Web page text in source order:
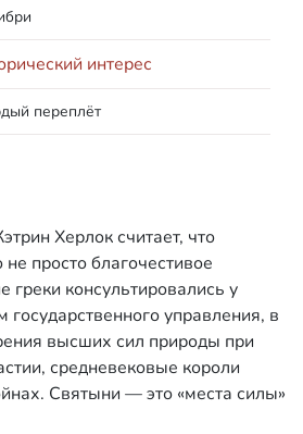
интерес
переплёт
Херлок считает, что
просто благочестивое
греки консультировались у
государственного управления, в
высших сил природы при
средневековые короли
Святыни — это «места силы»